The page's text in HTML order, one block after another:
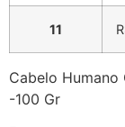
11
Cabelo
-100 Gr